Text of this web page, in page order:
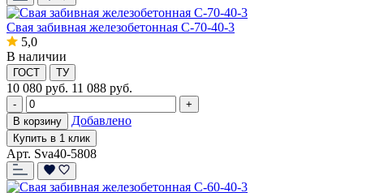
Свая забивная железобетонная С-70-40-3
5,0
В наличии
ГОСТ ТУ
10 080 руб. 11 088 руб.
-
+
В корзину
Добавлено
Купить в 1 клик
Арт. Sva40-5808